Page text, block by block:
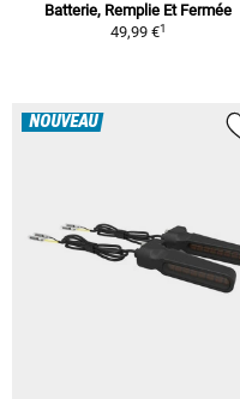
Batterie, Remplie Et Fermée
49,99 €1
NOUVEAU